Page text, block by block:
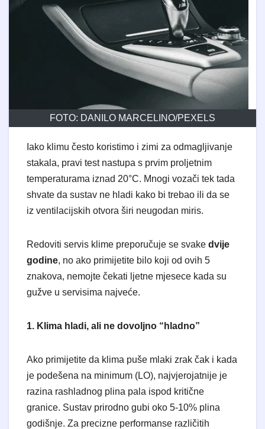
FOTO: DANILO MARCELINO/PEXELS
Iako klimu često koristimo i zimi za odmagljivanje
stakala, pravi test nastupa s prvim proljetnim
temperaturama iznad 20°C. Mnogi vozači tek tada
shvate da sustav ne hladi kako bi trebao ili da se
iz ventilacijskih otvora širi neugodan miris.
​Redoviti servis klime preporučuje se svake dvije
godine, no ako primijetite bilo koji od ovih 5
znakova, nemojte čekati ljetne mjesece kada su
gužve u servisima najveće.
1. Klima hladi, ali ne dovoljno “hladno”
​Ako primijetite da klima puše mlaki zrak čak i kada
je podešena na minimum (LO), najvjerojatnije je
razina rashladnog plina pala ispod kritične
granice. Sustav prirodno gubi oko 5-10% plina
godišnje. Za precizne performanse različitih